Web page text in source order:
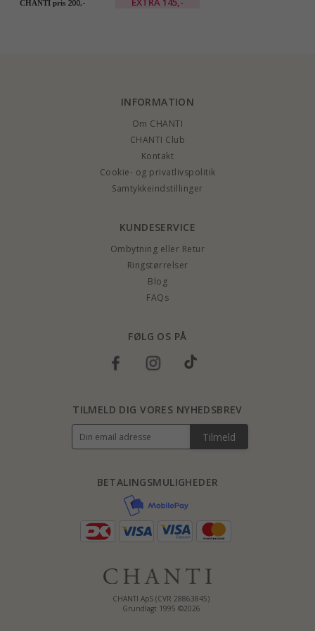
CHANTI pris 200,-
INFORMATION
Om CHANTI
CHANTI Club
Kontakt
Cookie- og privatlivspolitik
Samtykkeindstillinger
KUNDESERVICE
Ombytning eller Retur
Ringstørrelser
Blog
FAQs
FØLG OS PÅ
CHANTI ApS (CVR 28863845)
Grundlagt 1995 ©2026
BETALINGSMULIGHEDER
TILMELD DIG VORES NYHEDSBREV
Tilmeld